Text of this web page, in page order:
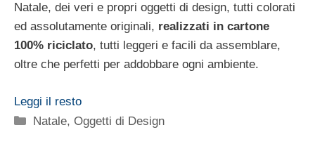
Natale, dei veri e propri oggetti di design, tutti colorati
ed assolutamente originali, realizzati in cartone
100% riciclato, tutti leggeri e facili da assemblare,
oltre che perfetti per addobbare ogni ambiente.
Leggi il resto
Categorie
Natale,Oggetti di Design